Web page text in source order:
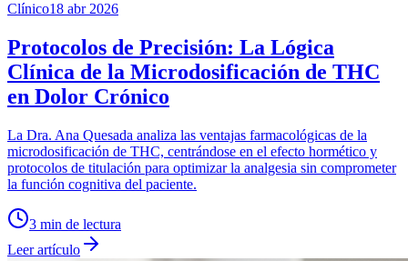
Clínico18 abr 2026
Protocolos de Precisión: La Lógica
Clínica de la Microdosificación de THC
en Dolor Crónico
La Dra. Ana Quesada analiza las ventajas farmacológicas de la
microdosificación de THC, centrándose en el efecto hormético y
protocolos de titulación para optimizar la analgesia sin comprometer
la función cognitiva del paciente.
3 min de lectura
Leer artículo